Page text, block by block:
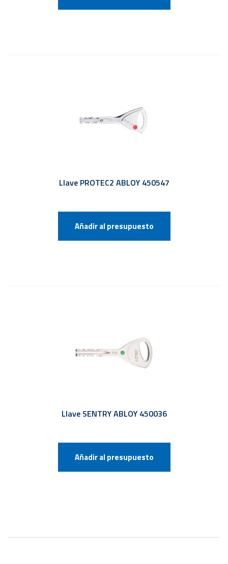
Llave PROTEC2 ABLOY 450547
Añadir al presupuesto
Llave SENTRY ABLOY 450036
Añadir al presupuesto